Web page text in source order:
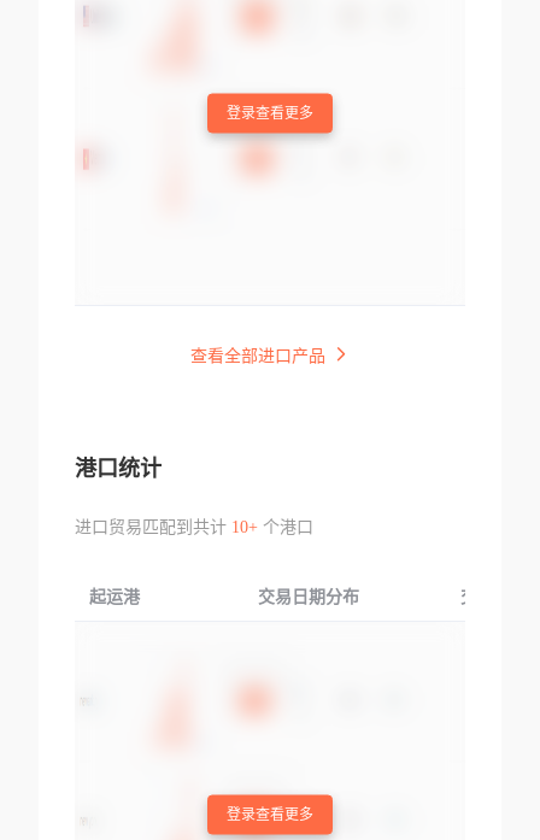
登录查看更多
查看全部进口产品
港口统计
进口贸易匹配到共计 10+个港口
起运港 交易日期分布 交易产品
登录查看更多